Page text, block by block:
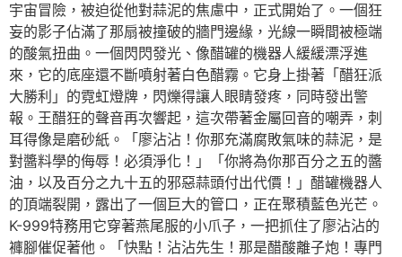
宇宙冒險，被迫從他對蒜泥的焦慮中，正式開始了。一個狂
妄的影子佔滿了那扇被撞破的牆門邊緣，光線一瞬間被極端
的酸氣扭曲。一個閃閃發光、像醋罐的機器人緩緩漂浮進
來，它的底座還不斷噴射著白色醋霧。它身上掛著「醋狂派
大勝利」的霓虹燈牌，閃爍得讓人眼睛發疼，同時發出警
報。王醋狂的聲音再次響起，這次帶著金屬回音的嘲弄，刺
耳得像是磨砂紙。「廖沾沾！你那充滿腐敗氣味的蒜泥，是
對醬料學的侮辱！必須淨化！」「你將為你那百分之五的醬
油，以及百分之九十五的邪惡蒜頭付出代價！」醋罐機器人
的頂端裂開，露出了一個巨大的管口，正在聚積藍色光芒。
K-999特務用它穿著燕尾服的小爪子，一把抓住了廖沾沾的
褲腳催促著他。「快點！沾沾先生！那是醋酸離子炮！專門